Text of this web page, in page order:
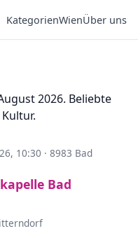
KategorienWienÜber uns
2026. Beliebte
10:30 · 8983 Bad
Bad